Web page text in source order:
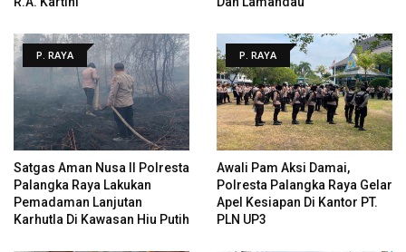
P. RAYA
Satgas Aman Nusa II Polresta
Palangka Raya Lakukan
Pemadaman Lanjutan
Karhutla Di Kawasan Hiu Putih
P. RAYA
Awali Pam Aksi Damai,
Polresta Palangka Raya Gelar
Apel Kesiapan Di Kantor PT.
PLN UP3